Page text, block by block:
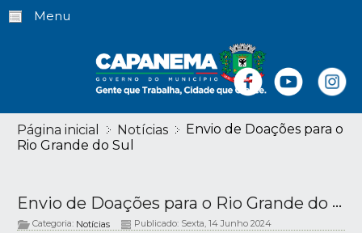
Menu
Página inicial Notícias
Envio de Doações para o
Rio Grande do Sul
Envio de Doações para o Rio Grande do Sul
Categoria: Notícias Publicado: Sexta, 14 Junho 2024